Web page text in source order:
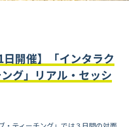
日開催】「インタラク
グ」リアル・セッシ